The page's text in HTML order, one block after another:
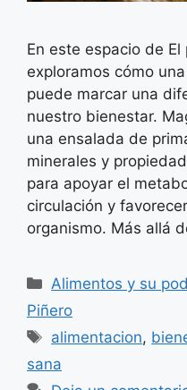
En este espacio de
exploramos cómo
puede marcar una
nuestro bienestar.
una ensalada de
minerales y
para apoyar el
circulación y
organismo. Más allá
Categorías
Alimentos y su
Piñero
Etiquetas
alimentacion,
sana